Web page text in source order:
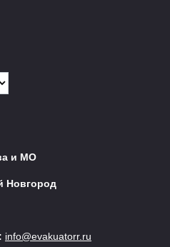
и МО
Новгород
info@evakuatorr.ru